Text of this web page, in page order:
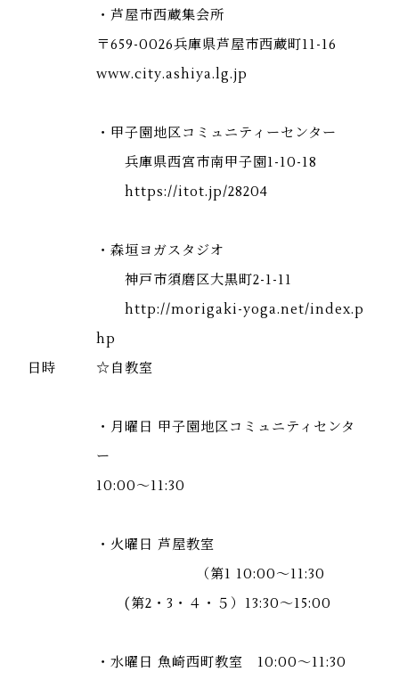
・芦屋市西蔵集会所
〒659-0026兵庫県芦屋市西蔵町11-16
www.city.ashiya.lg.jp
・甲子園地区コミュニティーセンター
兵庫県西宮市南甲子園1-10-18
https://itot.jp/28204
・森垣ヨガスタジオ
神戸市須磨区大黒町2-1-11
http://morigaki-yoga.net/index.p
hp
日時
☆自教室
・月曜日 甲子園地区コミュニティセンタ
ー
10:00〜11:30
・火曜日 芦屋教室
（第1 10:00〜11:30
(第2・3・４・５）13:30〜15:00
・水曜日 魚崎西町教室 10:00〜11:30